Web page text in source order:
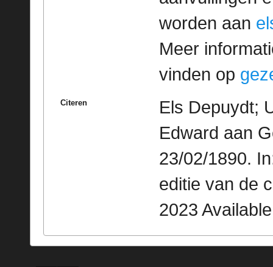
worden aan
Meer
vinden op
Citeren
Els Depuydt;
Edward aan
23/02/1890.
editie van de
2023